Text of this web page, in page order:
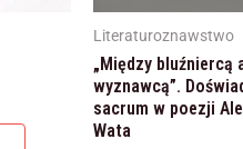
Literaturoznawstwo
„Między bluźniercą
wyznawcą”.
sacrum w poezji
Wata
na
tego, jak
strona